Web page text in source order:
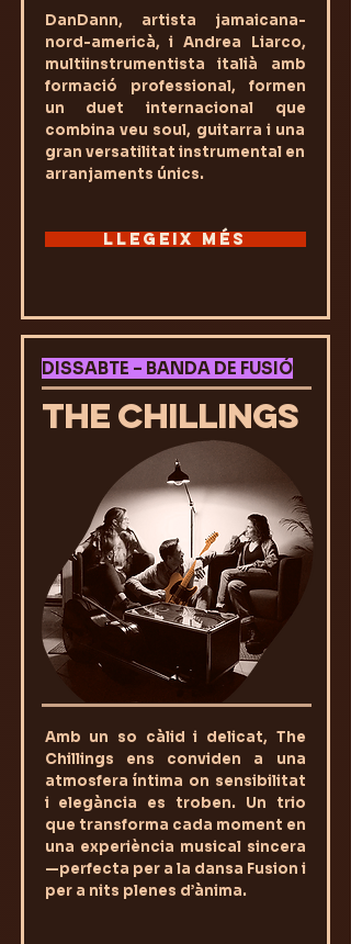
DanDann, artista jamaicana-
nord-americà, i Andrea Liarco,
multiinstrumentista italià amb
formació professional, formen
un duet internacional que
combina veu soul, guitarra i una
gran versatilitat instrumental en
arranjaments únics.
LLEGEIX MÉS
DISSABTE – BANDA DE FUSIÓ
THE CHILLINGS
Amb un so càlid i delicat, The
Chillings ens conviden a una
atmosfera íntima on sensibilitat
i elegància es troben. Un trio
que transforma cada moment en
una experiència musical sincera
—perfecta per a la dansa Fusion i
per a nits plenes d’ànima.